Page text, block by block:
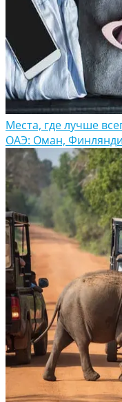
Места, где лучше
ОАЭ: Оман,